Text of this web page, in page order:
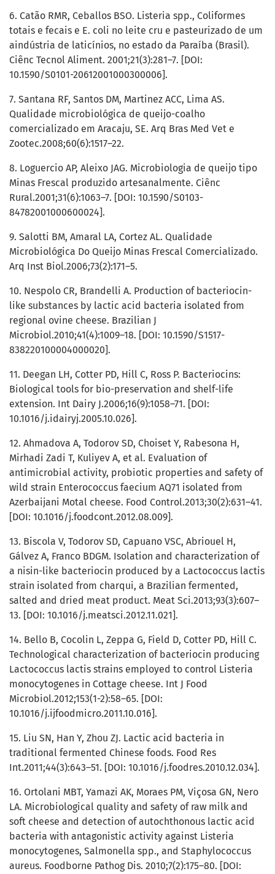
6. Catão RMR, Ceballos BSO. Listeria spp., Coliformes
totais e fecais e E. coli no leite cru e pasteurizado de um
aindústria de laticínios, no estado da Paraíba (Brasil).
Ciênc Tecnol Aliment. 2001;21(3):281–7. [DOI:
10.1590/S0101-20612001000300006].
7. Santana RF, Santos DM, Martinez ACC, Lima AS.
Qualidade microbiológica de queijo-coalho
comercializado em Aracaju, SE. Arq Bras Med Vet e
Zootec.2008;60(6):1517–22.
8. Loguercio AP, Aleixo JAG. Microbiologia de queijo tipo
Minas Frescal produzido artesanalmente. Ciênc
Rural.2001;31(6):1063–7. [DOI: 10.1590/S0103-
84782001000600024].
9. Salotti BM, Amaral LA, Cortez AL. Qualidade
Microbiológica Do Queijo Minas Frescal Comercializado.
Arq Inst Biol.2006;73(2):171–5.
10. Nespolo CR, Brandelli A. Production of bacteriocin-
like substances by lactic acid bacteria isolated from
regional ovine cheese. Brazilian J
Microbiol.2010;41(4):1009–18. [DOI: 10.1590/S1517-
838220100004000020].
11. Deegan LH, Cotter PD, Hill C, Ross P. Bacteriocins:
Biological tools for bio-preservation and shelf-life
extension. Int Dairy J.2006;16(9):1058–71. [DOI:
10.1016/j.idairyj.2005.10.026].
12. Ahmadova A, Todorov SD, Choiset Y, Rabesona H,
Mirhadi Zadi T, Kuliyev A, et al. Evaluation of
antimicrobial activity, probiotic properties and safety of
wild strain Enterococcus faecium AQ71 isolated from
Azerbaijani Motal cheese. Food Control.2013;30(2):631–41.
[DOI: 10.1016/j.foodcont.2012.08.009].
13. Biscola V, Todorov SD, Capuano VSC, Abriouel H,
Gálvez A, Franco BDGM. Isolation and characterization of
a nisin-like bacteriocin produced by a Lactococcus lactis
strain isolated from charqui, a Brazilian fermented,
salted and dried meat product. Meat Sci.2013;93(3):607–
13. [DOI: 10.1016/j.meatsci.2012.11.021].
14. Bello B, Cocolin L, Zeppa G, Field D, Cotter PD, Hill C.
Technological characterization of bacteriocin producing
Lactococcus lactis strains employed to control Listeria
monocytogenes in Cottage cheese. Int J Food
Microbiol.2012;153(1-2):58–65. [DOI:
10.1016/j.ijfoodmicro.2011.10.016].
15. Liu SN, Han Y, Zhou ZJ. Lactic acid bacteria in
traditional fermented Chinese foods. Food Res
Int.2011;44(3):643–51. [DOI: 10.1016/j.foodres.2010.12.034].
16. Ortolani MBT, Yamazi AK, Moraes PM, Viçosa GN, Nero
LA. Microbiological quality and safety of raw milk and
soft cheese and detection of autochthonous lactic acid
bacteria with antagonistic activity against Listeria
monocytogenes, Salmonella spp., and Staphylococcus
aureus. Foodborne Pathog Dis. 2010;7(2):175–80. [DOI: